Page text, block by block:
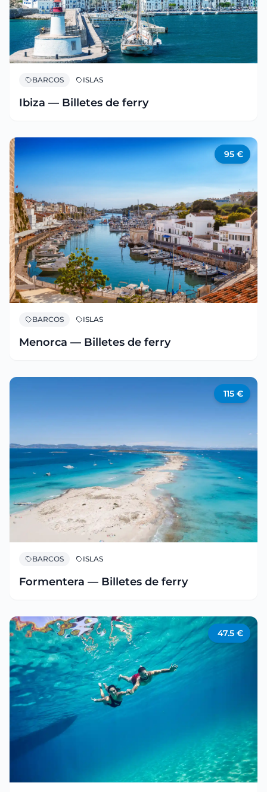
BARCOS ISLAS
Ibiza — Billetes de ferry
95 €
BARCOS ISLAS
Menorca — Billetes de ferry
115 €
BARCOS ISLAS
Formentera — Billetes de ferry
47.5 €